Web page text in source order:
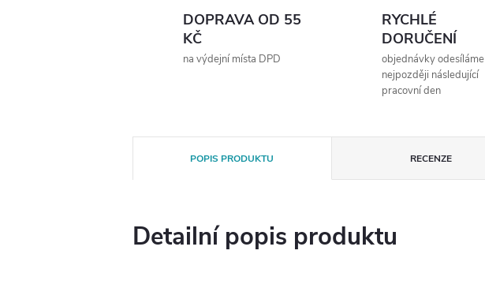
DOPRAVA OD 55
KČ
na výdejní místa DPD
RYCHLÉ
DORUČENÍ
objednávky odesíláme
nejpozději následující
pracovní den
POPIS PRODUKTU RECENZE
Detailní popis produktu